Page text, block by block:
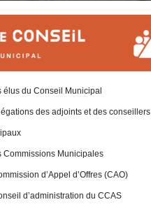
du Conseil Municipal
des adjoints et des conseillers
Municipales
d’Appel d’Offres (CAO)
d’administration du CCAS